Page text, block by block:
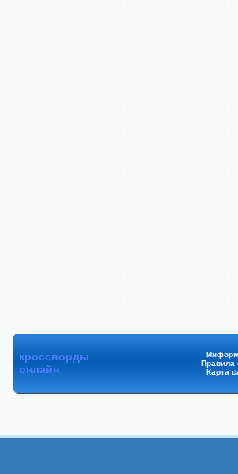
кроссворды
онлайн
Правила
Карта